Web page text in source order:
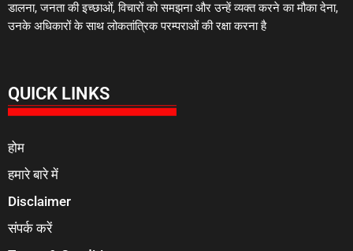
डालना, जनता की इच्छाओं, विचारों को समझना और उन्हें व्यक्त करने का मौका देना,
उनके अधिकारों के साथ लोकतांत्रिक परम्पराओं की रक्षा करना है
QUICK LINKS
होम
हमारे बारे में
Disclaimer
संपर्क करें